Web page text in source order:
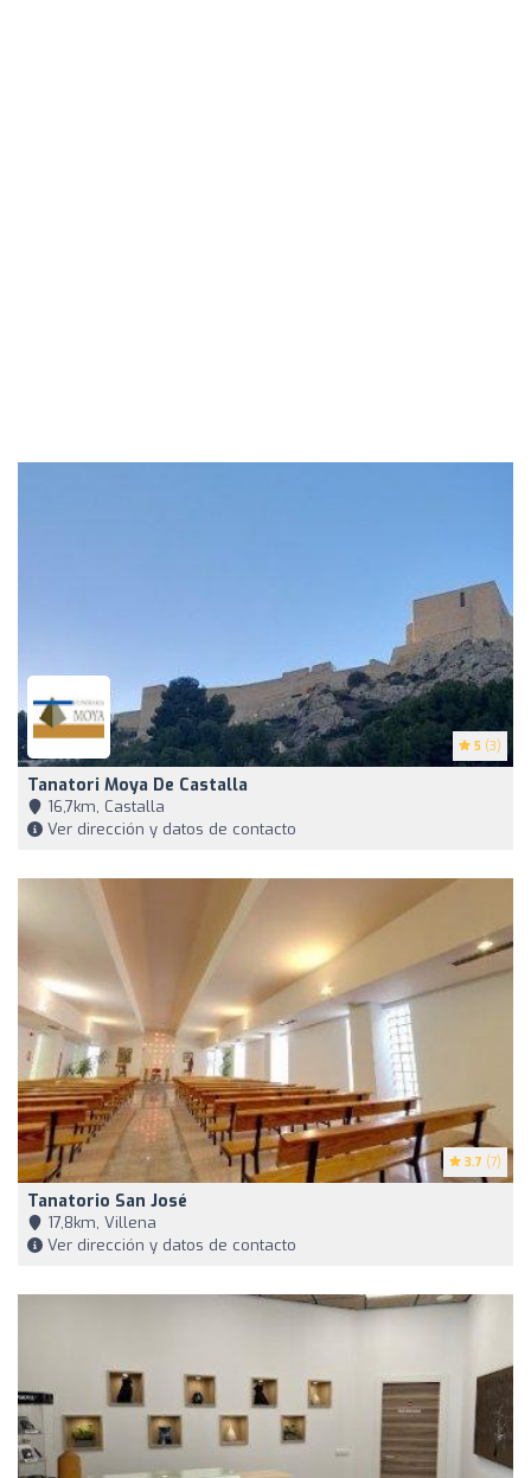
5 (3)
Tanatori Moya De Castalla
16,7km, Castalla
Ver dirección y datos de contacto
3.7 (7)
Tanatorio San José
17,8km, Villena
Ver dirección y datos de contacto